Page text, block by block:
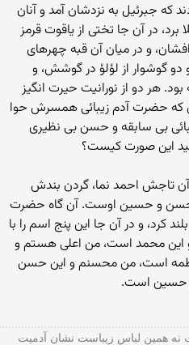
که جبرئیل به نزدشان آمد و آنان
در آن جا تختى از یاقوت قرمز
و در میان آن قبه چهره‏اى
دو گوشوار از لؤلؤ در گوشش، و
هر دو از نورانیت حیرت‏ انگیز
حضرت آدم زیبائى همسرش حوا
بى‏ سابقه و حسن بى‏ نظیرى
این صورت کیست؟
تاجش احمد نما، گردن‏ بندش
حسن و حسین اوست. آن گاه حضرت
کرد، و در آن جا این پنج اسم را با
این محمد است، من اعلى هستم و
است، من محسنم و این حسن
حسین است.
همین لباس زیباست نشان آدمیت